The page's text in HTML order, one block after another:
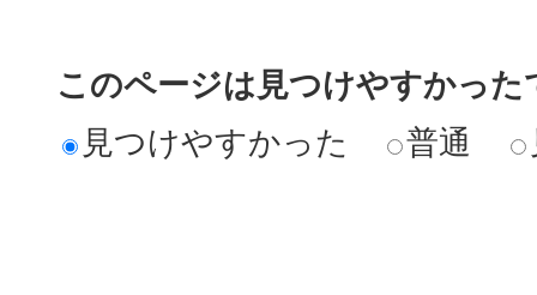
このページは見つけやすかった
見つけやすかった
普通